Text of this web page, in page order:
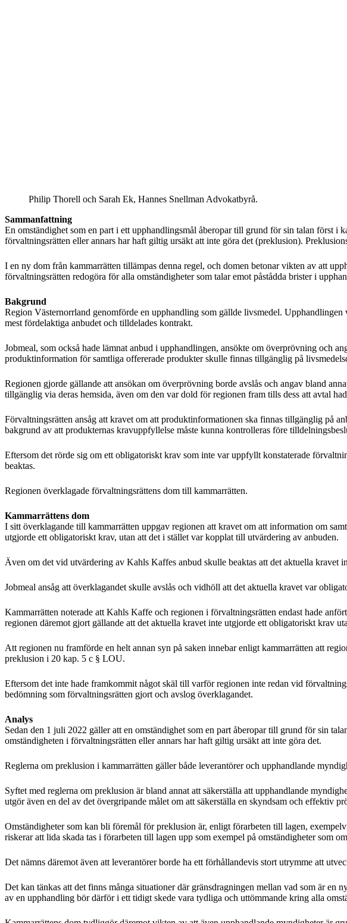
Philip Thorell och Sarah Ek, Hannes Snellman Advokatbyrå.
Sammanfattning
En omständighet som en part i ett upphandlingsmål åberopar till grund för sin talan först i
förvaltningsrätten eller annars har haft giltig ursäkt att inte göra det (preklusion).
I en ny dom från kammarrätten tillämpas denna regel, och domen betonar vikten av att
förvaltningsrätten redogöra för alla omständigheter som talar emot påstådda brister i
Bakgrund
Region Västernorrland genomförde en upphandling som gällde livsmedel.
mest fördelaktiga anbudet och tilldelades kontrakt.
Jobmeal, som också hade lämnat anbud i upphandlingen, ansökte om överprövning och
produktinformation för samtliga offererade produkter skulle finnas tillgänglig på
Regionen gjorde gällande att ansökan om överprövning borde avslås och angav bland
tillgänglig via deras hemsida, även om den var dold för regionen fram tills dess att avtal
Förvaltningsrätten ansåg att kravet om att produktinformationen ska finnas tillgänglig på
bakgrund av att produkternas kravuppfyllelse måste kunna kontrolleras före
Eftersom det rörde sig om ett obligatoriskt krav som inte var uppfyllt konstaterade
beaktas.
Regionen överklagade förvaltningsrättens dom till kammarrätten.
Kammarrättens dom
I sitt överklagande till kammarrätten uppgav regionen att kravet om att information om
utgjorde ett obligatoriskt krav, utan att det i stället var kopplat till utvärdering av anbuden.
Även om det vid utvärdering av Kahls Kaffes anbud skulle beaktas att det aktuella
Jobmeal ansåg att överklagandet skulle avslås och vidhöll att det aktuella kravet var
Kammarrätten noterade att Kahls Kaffe och regionen i förvaltningsrätten endast hade
regionen däremot gjort gällande att det aktuella kravet inte utgjorde ett obligatoriskt krav
Att regionen nu framförde en helt annan syn på saken innebar enligt kammarrätten att
preklusion i 20 kap. 5 c § LOU.
Eftersom det inte hade framkommit något skäl till varför regionen inte redan vid
bedömning som förvaltningsrätten gjort och avslog överklagandet.
Analys
Sedan den 1 juli 2022 gäller att en omständighet som en part åberopar till grund för sin
omständigheten i förvaltningsrätten eller annars har haft giltig ursäkt att inte göra det.
Reglerna om preklusion i kammarrätten gäller både leverantörer och upphandlande
Syftet med reglerna om preklusion är bland annat att säkerställa att upphandlande
utgör även en del av det övergripande målet om att säkerställa en skyndsam och effektiv
Omständigheter som kan bli föremål för preklusion är, enligt förarbeten till lagen,
riskerar att lida skada tas i förarbeten till lagen upp som exempel på omständigheter som
Det nämns däremot även att leverantörer borde ha ett förhållandevis stort utrymme att
Det kan tänkas att det finns många situationer där gränsdragningen mellan vad som är
av en upphandling bör därför i ett tidigt skede vara tydliga och uttömmande kring alla